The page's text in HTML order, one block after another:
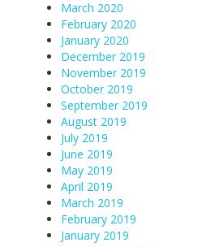
March 2020
February 2020
January 2020
December 2019
November 2019
October 2019
September 2019
August 2019
July 2019
June 2019
May 2019
April 2019
March 2019
February 2019
January 2019